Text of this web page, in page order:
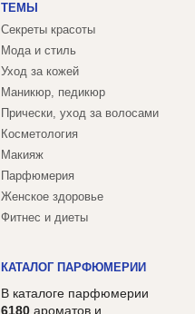
ТЕМЫ
Секреты красоты
Мода и стиль
Уход за кожей
Маникюр, педикюр
Прически, уход за волосами
Косметология
Макияж
Парфюмерия
Женское здоровье
Фитнес и диеты
КАТАЛОГ ПАРФЮМЕРИИ
В каталоге парфюмерии
6180 ароматов и